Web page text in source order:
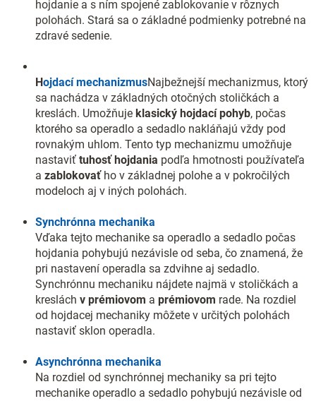
hojdanie a s ním spojené zablokovanie v rôznych
polohách. Stará sa o základné podmienky potrebné na
zdravé sedenie.
Hojdací mechanizmusNajbežnejší mechanizmus, ktorý
sa nachádza v základných otočných stoličkách a
kreslách. Umožňuje klasický hojdací pohyb, počas
ktorého sa operadlo a sedadlo nakláňajú vždy pod
rovnakým uhlom. Tento typ mechanizmu umožňuje
nastaviť tuhosť hojdania podľa hmotnosti používateľa
a zablokovaťho v základnej polohe a v pokročilých
modeloch aj v iných polohách.
Synchrónna mechanika
Vďaka tejto mechanike sa operadlo a sedadlo počas
hojdania pohybujú nezávisle od seba, čo znamená, že
pri nastavení operadla sa zdvihne aj sedadlo.
Synchrónnu mechaniku nájdete najmä v stoličkách a
kreslách v prémiovom a prémiovom rade. Na rozdiel
od hojdacej mechaniky môžete v určitých polohách
nastaviť sklon operadla.
Asynchrónna mechanika
Na rozdiel od synchrónnej mechaniky sa pri tejto
mechanike operadlo a sedadlo pohybujú nezávisle od